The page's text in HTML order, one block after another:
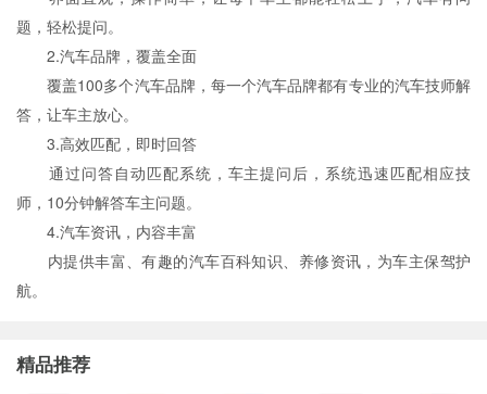
题，轻松提问。
2.汽车品牌，覆盖全面
覆盖100多个汽车品牌，每一个汽车品牌都有专业的汽车技师解
答，让车主放心。
3.高效匹配，即时回答
通过问答自动匹配系统，车主提问后，系统迅速匹配相应技
师，10分钟解答车主问题。
4.汽车资讯，内容丰富
内提供丰富、有趣的汽车百科知识、养修资讯，为车主保驾护
航。
精品推荐